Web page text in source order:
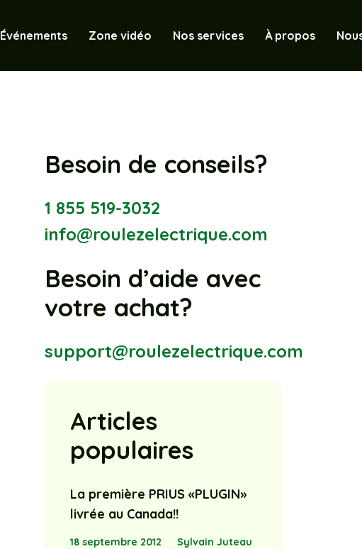
Événements Zone vidéo Nos services À propos
Besoin de conseils?
1 855 519-3032
info@roulezelectrique.com
Besoin d’aide avec
votre achat?
support@roulezelectrique.com
Articles
populaires
La première PRIUS «PLUGIN»
livrée au Canada!!
18 septembre 2012 Sylvain Juteau